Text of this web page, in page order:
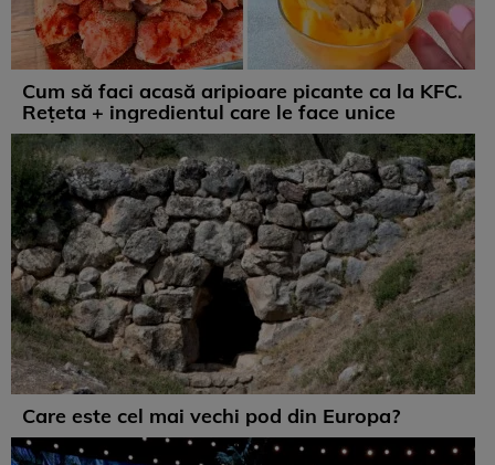
Cum să faci acasă aripioare picante ca la KFC.
Rețeta + ingredientul care le face unice
Care este cel mai vechi pod din Europa?